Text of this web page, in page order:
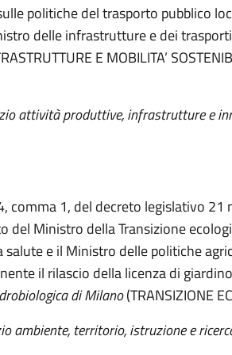
politiche del trasporto pubblico
delle infrastrutture e dei
E MOBILITA’
attività produttive, infrastrutture e
comma 1, del decreto legislativo 21
del Ministro della Transizione
e il Ministro delle politiche
il rilascio della licenza di
di Milano(TRANSIZIONE
ambiente, territorio, istruzione e